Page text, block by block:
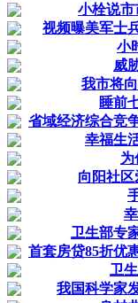
小栓说市
视频曝美军士
小
威
我市将
睡前
省域经济综合竞
幸福生
为
向阳社
卫生部专
首套房贷85折优
卫
我国科学家